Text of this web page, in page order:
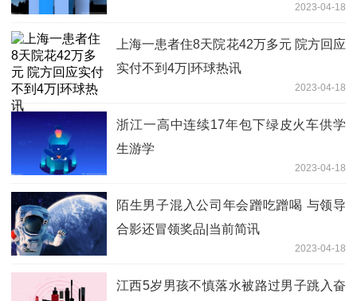
2023-04-18
上海一患者住8天院花42万多元 院方回应
实付不到4万|环球热讯
2023-04-18
浙江一高中连续17年包下绿皮火车供学
生游学
2023-04-18
陌生男子混入公司年会蹭吃蹭喝 与领导
合影还冒领奖品|当前简讯
2023-04-18
江西5岁男孩不慎落水被路过男子跳入奋